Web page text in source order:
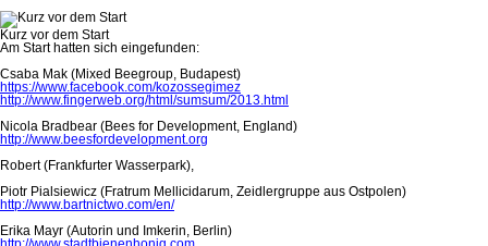
Kurz vor dem Start
Am Start hatten sich eingefunden:
Csaba Mak (Mixed Beegroup, Budapest)
https://www.facebook.com/kozossegimez
http://www.fingerweb.org/html/sumsum/2013.html
Nicola Bradbear (Bees for Development, England)
http://www.beesfordevelopment.org
Robert (Frankfurter Wasserpark),
Piotr Pialsiewicz (Fratrum Mellicidarum, Zeidlergruppe aus Ostpolen)
http://www.bartnictwo.com/en/
Erika Mayr (Autorin und Imkerin, Berlin)